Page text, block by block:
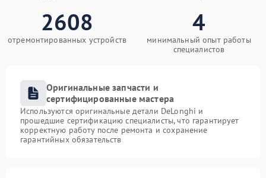
2608
отремонтированных устройств
4
минимальный опыт работы
специалистов
Оригинальные запчасти и
сертифицированные мастера
Используются оригинальные детали DeLonghi и
прошедшие сертификацию специалисты, что гарантирует
корректную работу после ремонта и сохранение
гарантийных обязательств